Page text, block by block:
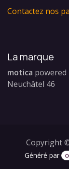
Contactez nos
La marque
motica
Copyright
Généré par